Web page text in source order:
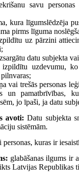
savu
kura līgumslēdzēja
pirms līguma
uz pārzini
datu subjekta
uzdevumu,
vai trešās personas
un pamatbrīvības,
jo īpaši, ja datu
avoti: Datu subjekta
sistēmām.
personas, kuras ir
glabāšanas ilgums ir
Latvijas Republikas